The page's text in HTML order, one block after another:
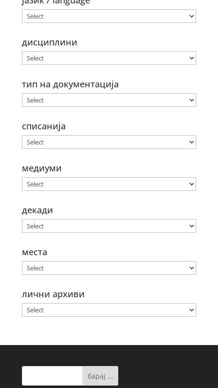
дисциплини
тип на документација
списанија
медиуми
декади
места
лични архиви